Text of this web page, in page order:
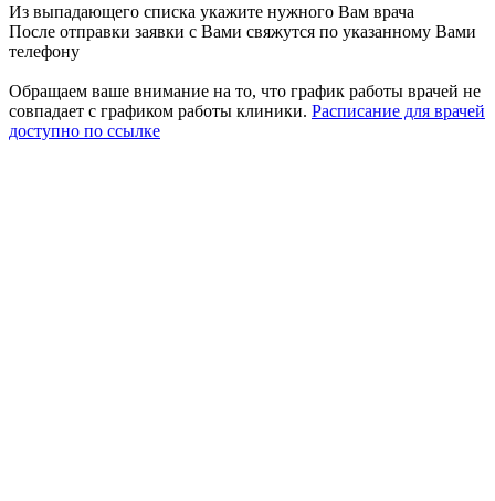
Из выпадающего списка укажите нужного Вам врача
После отправки заявки с Вами свяжутся по указанному Вами
телефону
Обращаем ваше внимание на то, что график работы врачей не
совпадает с графиком работы клиники. Расписание для врачей
доступно по ссылке